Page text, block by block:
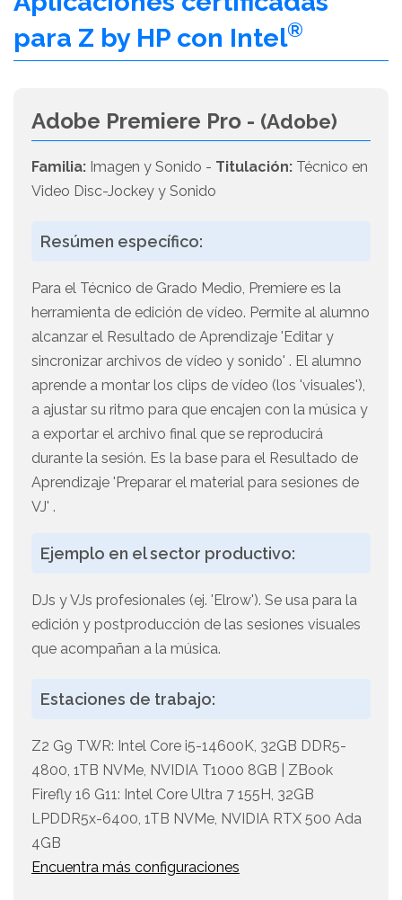
para Z by HP con Intel®
Adobe Premiere Pro - (Adobe)
Familia: Imagen y Sonido - Titulación: Técnico en
Video Disc-Jockey y Sonido
Resúmen específico:
Para el Técnico de Grado Medio, Premiere es la
herramienta de edición de vídeo. Permite al alumno
alcanzar el Resultado de Aprendizaje 'Editar y
sincronizar archivos de vídeo y sonido' . El alumno
aprende a montar los clips de vídeo (los 'visuales'),
a ajustar su ritmo para que encajen con la música y
a exportar el archivo final que se reproducirá
durante la sesión. Es la base para el Resultado de
Aprendizaje 'Preparar el material para sesiones de
VJ' .
Ejemplo en el sector productivo:
DJs y VJs profesionales (ej. 'Elrow'). Se usa para la
edición y postproducción de las sesiones visuales
que acompañan a la música.
Estaciones de trabajo:
Z2 G9 TWR: Intel Core i5-14600K, 32GB DDR5-
4800, 1TB NVMe, NVIDIA T1000 8GB | ZBook
Firefly 16 G11: Intel Core Ultra 7 155H, 32GB
LPDDR5x-6400, 1TB NVMe, NVIDIA RTX 500 Ada
4GB
Encuentra más configuraciones